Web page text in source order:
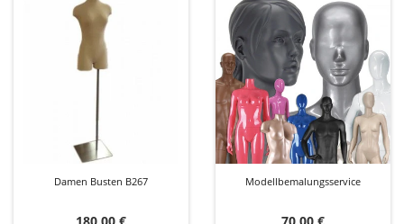
Damen Busten B267
Preis
Modellbemalungsservice
Preis